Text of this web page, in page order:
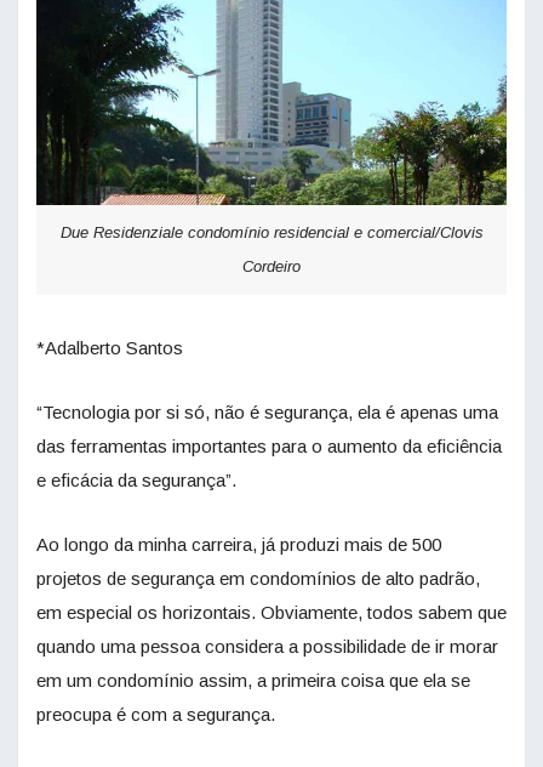
Due Residenziale condomínio residencial e comercial/Clovis
Cordeiro
*Adalberto Santos
“Tecnologia por si só, não é segurança, ela é apenas uma
das ferramentas importantes para o aumento da eficiência
e eficácia da segurança”.
Ao longo da minha carreira, já produzi mais de 500
projetos de segurança em condomínios de alto padrão,
em especial os horizontais. Obviamente, todos sabem que
quando uma pessoa considera a possibilidade de ir morar
em um condomínio assim, a primeira coisa que ela se
preocupa é com a segurança.